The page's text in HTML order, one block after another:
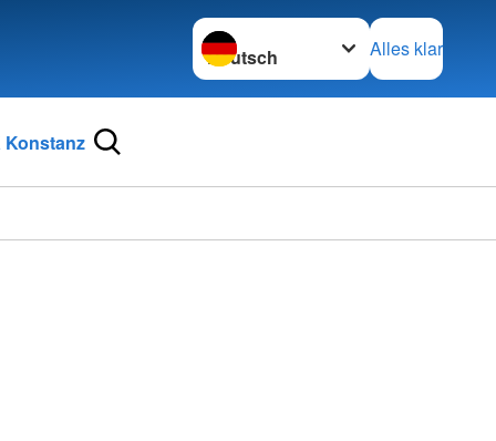
Sprache wechseln zu
Alles klar
Konstanz